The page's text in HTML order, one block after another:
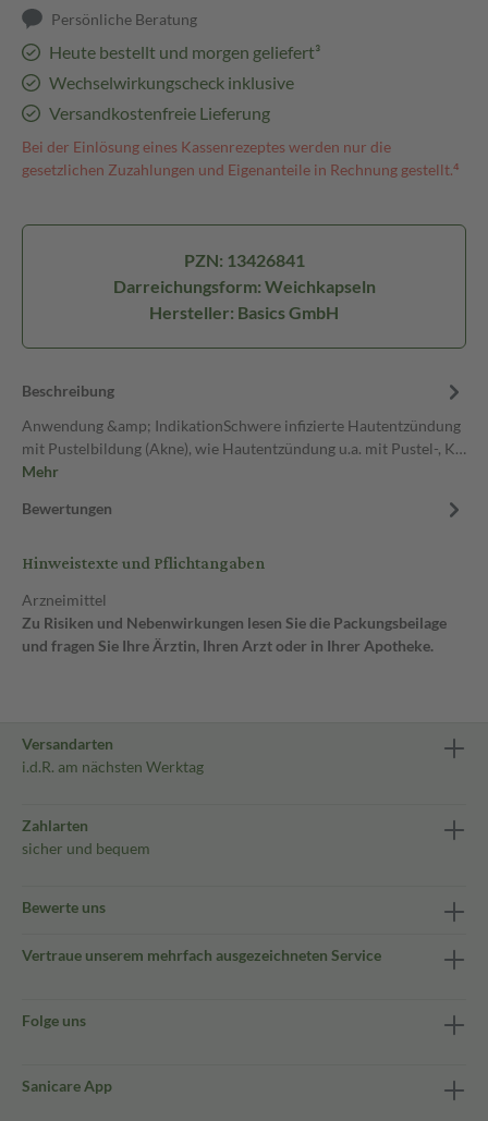
Persönliche Beratung
Heute bestellt und morgen geliefert³
Wechselwirkungscheck inklusive
Versandkostenfreie Lieferung
Bei der Einlösung eines Kassenrezeptes werden nur die
gesetzlichen Zuzahlungen und Eigenanteile in Rechnung gestellt.⁴
PZN: 13426841
Darreichungsform: Weichkapseln
Hersteller: Basics GmbH
Beschreibung
Anwendung &amp; IndikationSchwere infizierte Hautentzündung
mit Pustelbildung (Akne), wie Hautentzündung u.a. mit Pustel-, K…
Mehr
Bewertungen
Hinweistexte und Pflichtangaben
Arzneimittel
Zu Risiken und Nebenwirkungen lesen Sie die Packungsbeilage
und fragen Sie Ihre Ärztin, Ihren Arzt oder in Ihrer Apotheke.
Versandarten
i.d.R. am nächsten Werktag
Zahlarten
sicher und bequem
Bewerte uns
Vertraue unserem mehrfach ausgezeichneten Service
Folge uns
Sanicare App